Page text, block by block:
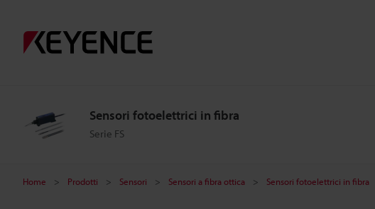
Sensori fotoelettrici in fibra
Serie FS
Home Prodotti Sensori Sensori a fibra ottica Sensori fotoelettrici in fibra